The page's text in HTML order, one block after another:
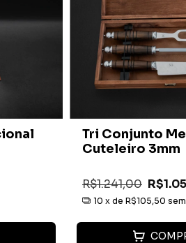
Tri Conjunto
Cuteleiro 3mm
R$1.241,00
10 x de R$105,50